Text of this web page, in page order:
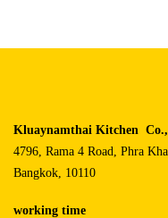
Kluaynamthai Kitchen
4796, Rama 4 Road, Phra
Bangkok, 10110
working time